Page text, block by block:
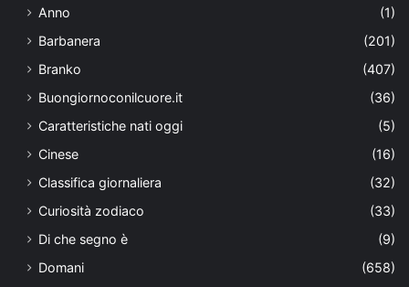
Anno
(1)
Barbanera
(201)
Branko
(407)
Buongiornoconilcuore.it
(36)
Caratteristiche nati oggi
(5)
Cinese
(16)
Classifica giornaliera
(32)
Curiosità zodiaco
(33)
Di che segno è
(9)
Domani
(658)